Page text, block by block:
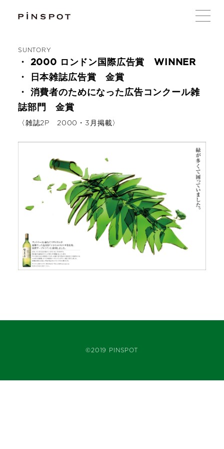
SUNTORY
・ 2000 ロンドン国際広告賞 WINNER
・ 日本雑誌広告賞 金賞
・ 消費者のためになった広告コンクール雑
誌部門 金賞
〈雑誌2P 2000・3月掲載〉
©2019 PINSPOT